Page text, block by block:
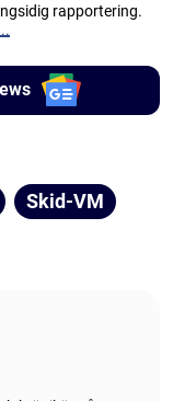
rapportering.
Skid-VM